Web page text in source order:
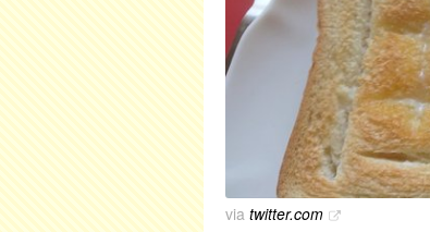
via twitter.com